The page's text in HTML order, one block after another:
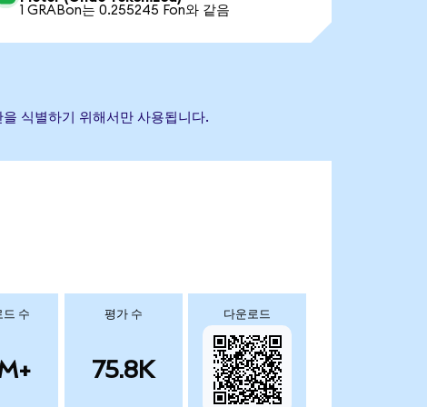
1 GRABon는 0.255245 Fon와 같음
식별하기 위해서만 사용됩니다.
드 수 평가 수
75.8K
다운로드